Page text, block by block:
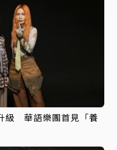
級 華語樂團首見「養